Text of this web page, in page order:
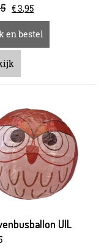
€3,95
en bestel
UIL